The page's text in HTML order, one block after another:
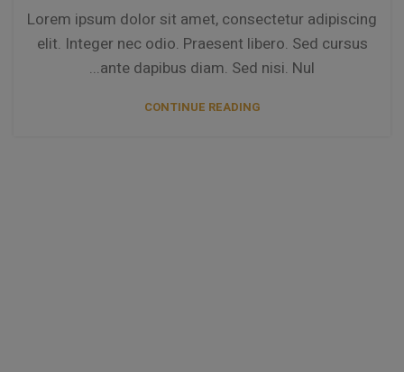
Lorem ipsum dolor sit amet, consectetur adipiscing
elit. Integer nec odio. Praesent libero. Sed cursus
ante dapibus diam. Sed nisi. Nul...
CONTINUE READING